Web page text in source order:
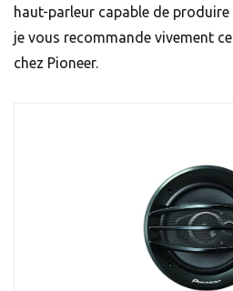
haut-parleur capable de
je vous recommande vivement
chez Pioneer.